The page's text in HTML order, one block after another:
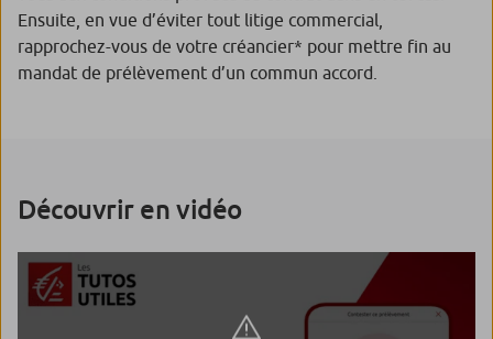
Ensuite, en vue d’éviter tout litige commercial,
rapprochez-vous de votre créancier* pour mettre fin au
mandat de prélèvement d’un commun accord.
Découvrir en vidéo